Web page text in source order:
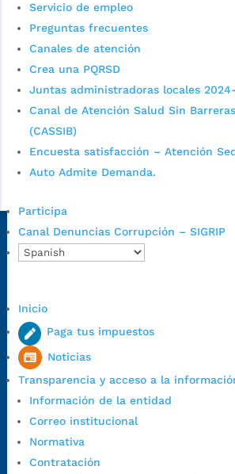
Servicio de empleo
Preguntas frecuentes
Canales de atención
Crea una PQRSD
Juntas administradoras locales
Canal de Atención Salud Sin
(CASSIB)
Encuesta satisfacción – Atención
Auto Admite Demanda.
Participa
Canal Denuncias Corrupción – SIGRIP
Inicio
Paga tus impuestos
Noticias
Transparencia y acceso a la
Información de la entidad
Correo institucional
Normativa
Contratación
Alcaldía de Bucaramanga
Sede principal
Calle 35 # 10-43,
Colombia.
Colombia
Código Postal:
Horario de Atención:
1:00 p.m. a 5:30 p.m. / viernes jornada
7:00 a.m. a 5:00 p.m., con 30 minutos de
Horario de Atención CAME (Central):
Lunes a jueves: 7:00 a.m. a 12:00 m y de
Viernes: 7:00 a.m. a 5:00 p.m. en
30 minutos de descanso al medio día.